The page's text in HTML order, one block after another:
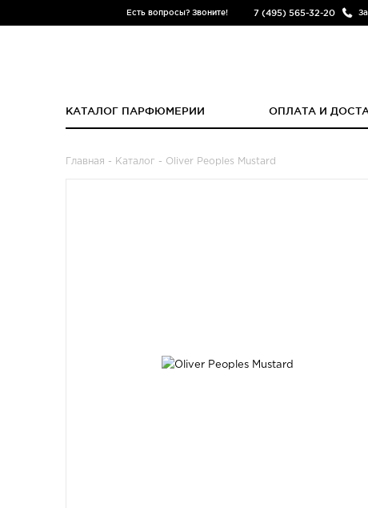
Есть вопросы? Звоните! 7 (495) 565-32-20
КАТАЛОГ ПАРФЮМЕРИИ ОПЛАТА И
Главная - Каталог - Oliver Peoples Mustard